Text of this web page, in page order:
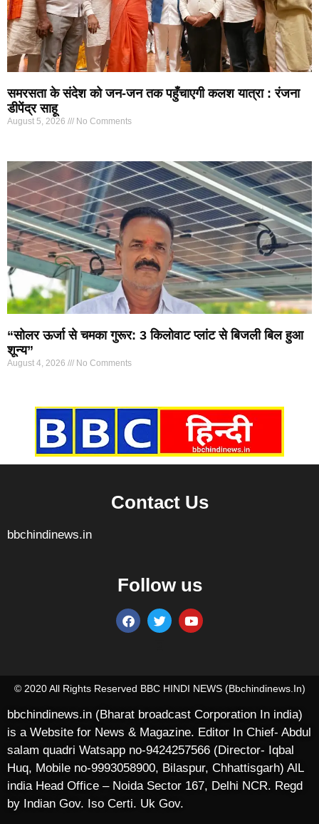
समरसता के संदेश को जन-जन तक पहुँचाएगी कलश यात्रा : रंजना
डीपेंद्र साहू
August 5, 2026 No Comments
“सोलर ऊर्जा से चमका गुरूर: 3 किलोवाट प्लांट से बिजली बिल हुआ
शून्य”
August 4, 2026 No Comments
Contact Us
bbchindinews.in
Follow us
© 2020 All Rights Reserved BBC HINDI NEWS (bbchindinews.in)
bbchindinews.in (Bharat broadcast Corporation In india)
is a Website for News & Magazine. Editor In Chief- Abdul
salam quadri Watsapp no-9424257566 (Director- Iqbal
Huq, Mobile no-9993058900, Bilaspur, Chhattisgarh) AlL
india Head Office – Noida Sector 167, Delhi NCR. Regd
by Indian Gov. Iso Certi. Uk Gov.